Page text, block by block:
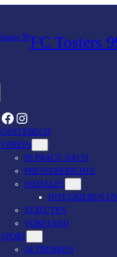
FC Tosters
FACEBOOK INSTAGRAM
GÄSTEBUCH
VEREIN
99 FRAGT NACH
PRESSEBERICHTE
SOZIALES
INTEGRIEREN
STATUTEN
VORSTAND
SPORT
ALTHERREN